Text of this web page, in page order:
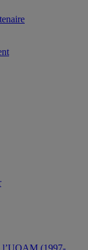
l’UQAM (1997-